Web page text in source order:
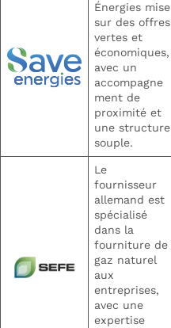
Énergies mise
sur des offres
vertes et
économiques,
avec un
accompagne
ment de
proximité et
une structure
souple.
Le
fournisseur
allemand est
spécialisé
dans la
fourniture de
gaz naturel
aux
entreprises,
avec une
expertise